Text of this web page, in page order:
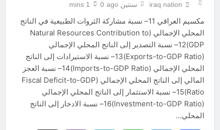
iraq nation سنتين ago 0
1 mins
مكسيم العراقي 11– نسبة مشاركة الثروات الطبيعية في الناتج
المحلي الإجمالي (Natural Resources Contribution to
GDP)12– نسبة التصدير إلى الناتج المحلي الإجمالي
(Exports-to-GDP Ratio)13– نسبة الاستيرادات إلى الناتج
المحلي الإجمالي (Imports-to-GDP Ratio)14– نسبة العجز
المالي إلى الناتج المحلي الإجمالي (Fiscal Deficit-to-GDP
Ratio)15– نسبة الاستثمار إلى الناتج المحلي الإجمالي
(Investment-to-GDP Ratio)16– نسبة الادخار إلى الناتج
المحلي…